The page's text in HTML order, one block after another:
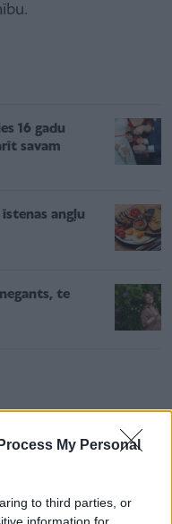
My Personal
to third parties, or
16 gadu
savam
angļu
te
pucēšanās.
no daiļā dzimuma
ar to nekad nav